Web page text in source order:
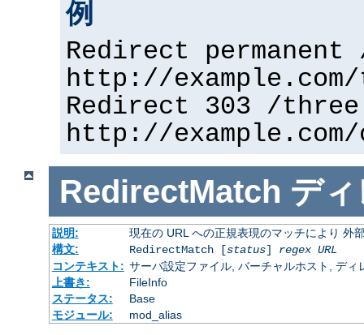
例
Redirect permanent
http://example.com/
Redirect 303 /three
http://
RedirectMatch デ
説明:
現在の URL への正規表現のマッチにより 外
構文:
RedirectMatch [status] regex URL
コンテキスト: サーバ設定ファイル, バーチャルホスト, ディ
上書き:
FileInfo
ステータス:
Base
モジュール:
mod_alias